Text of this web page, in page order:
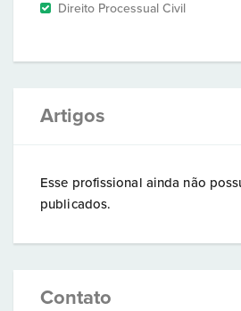
Direito Processual Civil
Artigos
Esse profissional ainda não
publicados.
Contato